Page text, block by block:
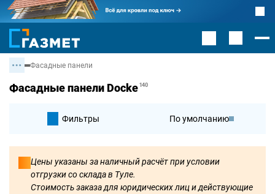
Фасадные панели
Фасадные панели Docke140
По умолчанию
По цене
Фильтры
Цены указаны за наличный расчёт при условии
отгрузки со склада в Туле.
Стоимость заказа для юридических лиц и действующие